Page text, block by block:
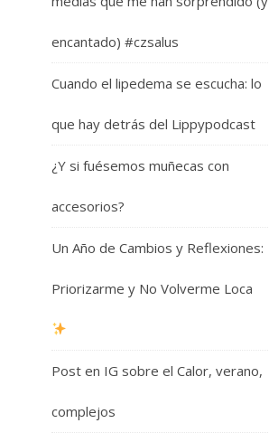
encantado) #czsalus
Cuando el lipedema se escucha: lo
que hay detrás del Lippypodcast
¿Y si fuésemos muñecas con
accesorios?
Un Año de Cambios y Reflexiones:
Priorizarme y No Volverme Loca
Post en IG sobre el Calor, verano,
complejos